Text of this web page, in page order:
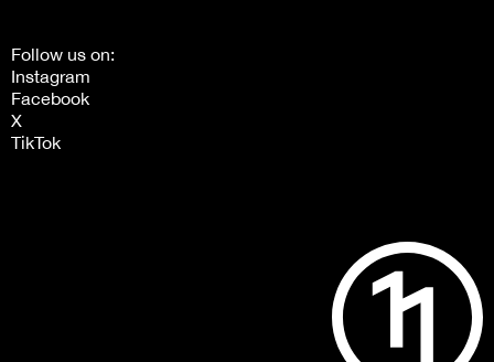
Follow us on:
Instagram
Facebook
X
TikTok